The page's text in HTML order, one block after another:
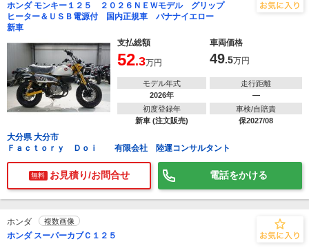
ホンダ モンキー１２５ ２０２６ＮＥＷモデル グリップ
ヒーター＆ＵＳＢ電源付 国内正規車 バナナイエロー
新車
支払総額
車両価格
52.3万円 49.5万円
モデル年式
2026年
走行距離
―
初度登録年
新車 (注文販売)
車検/自賠責
保2027/08
大分県 大分市
Ｆａｃｔｏｒｙ Ｄｏｉ 有限会社 陸運コンサルタント
無料 お見積り/お問合せ 電話をかける
ホンダ 複数画像
ホンダ スーパーカブＣ１２５